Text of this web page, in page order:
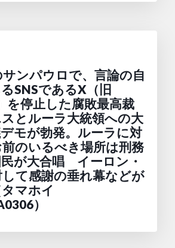
ンパウロで、言論の自
SNSであるX（旧
を停止した腐敗最高裁
とルーラ大統領への大
モが勃発。ルーラに対
のいるべき場所は刑務
が大合唱 イーロン・
て感謝の垂れ幕などが
マホイ
）